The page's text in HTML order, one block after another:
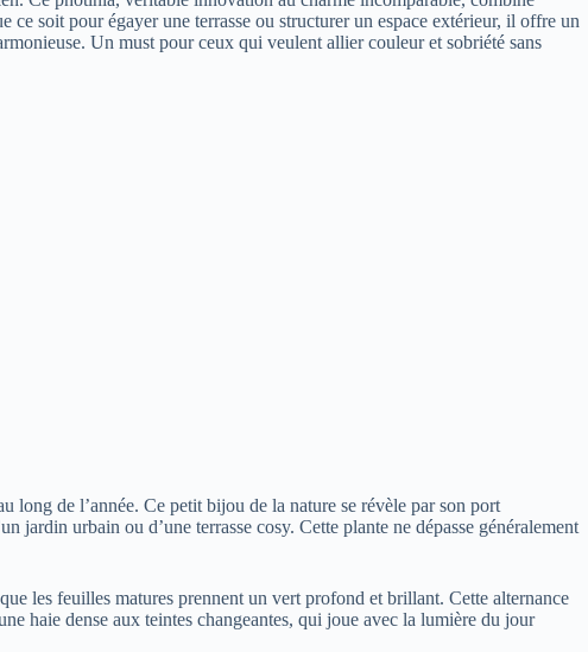
ce soit pour égayer une terrasse ou structurer un espace extérieur, il offre un
Un must pour ceux qui veulent allier couleur et sobriété sans
long de l’année. Ce petit bijou de la nature se révèle par son port
jardin urbain ou d’une terrasse cosy. Cette plante ne dépasse généralement
les feuilles matures prennent un vert profond et brillant. Cette alternance
haie dense aux teintes changeantes, qui joue avec la lumière du jour